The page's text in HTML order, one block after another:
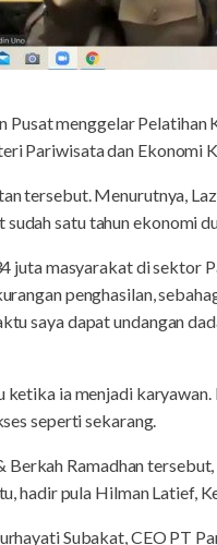
Pusat menggelar
Pariwisata dan Ekonomi
tersebut. Menurutnya,
satu tahun ekonomi
juta masyarakat di
penghasilan,
saya dapat undangan
ketika ia menjadi
seperti sekarang.
Ramadhan
hadir pula Hilman Latief,
Subakat, CEO PT